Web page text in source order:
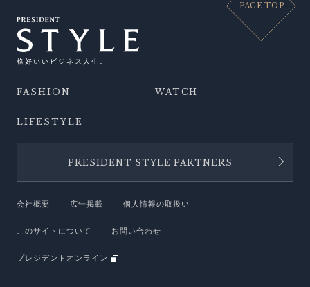
PAGE TOP
格好いいビジネス人生。
FASHION WATCH
LIFESTYLE
PRESIDENT STYLE PARTNERS
会社概要 広告掲載 個人情報の取扱い
このサイトについて お問い合わせ
プレジデントオンライン